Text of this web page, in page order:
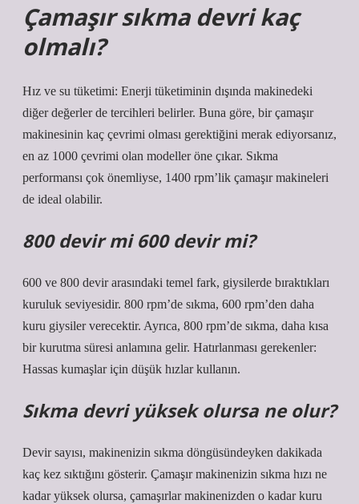
Çamaşır sıkma devri kaç
olmalı?
Hız ve su tüketimi: Enerji tüketiminin dışında makinedeki
diğer değerler de tercihleri ​​belirler. Buna göre, bir çamaşır
makinesinin kaç çevrimi olması gerektiğini merak ediyorsanız,
en az 1000 çevrimi olan modeller öne çıkar. Sıkma
performansı çok önemliyse, 1400 rpm’lik çamaşır makineleri
de ideal olabilir.
800 devir mi 600 devir mi?
600 ve 800 devir arasındaki temel fark, giysilerde bıraktıkları
kuruluk seviyesidir. 800 rpm’de sıkma, 600 rpm’den daha
kuru giysiler verecektir. Ayrıca, 800 rpm’de sıkma, daha kısa
bir kurutma süresi anlamına gelir. Hatırlanması gerekenler:
Hassas kumaşlar için düşük hızlar kullanın.
Sıkma devri yüksek olursa ne olur?
Devir sayısı, makinenizin sıkma döngüsündeyken dakikada
kaç kez sıktığını gösterir. Çamaşır makinenizin sıkma hızı ne
kadar yüksek olursa, çamaşırlar makinenizden o kadar kuru